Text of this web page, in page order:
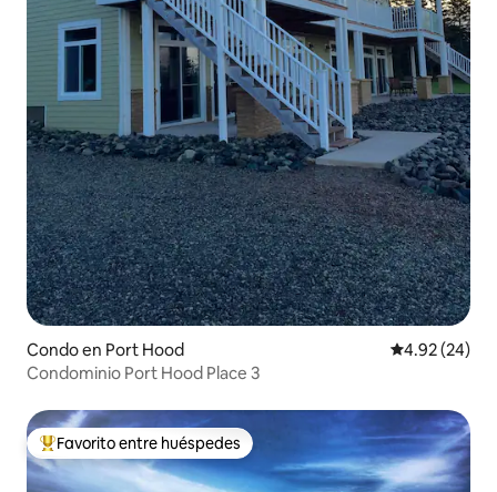
Condo en Port Hood Calificación
4.92 (24)
Condominio Port Hood Place 3
Favorito entre huéspedes preferido
Favorito entre huéspedes